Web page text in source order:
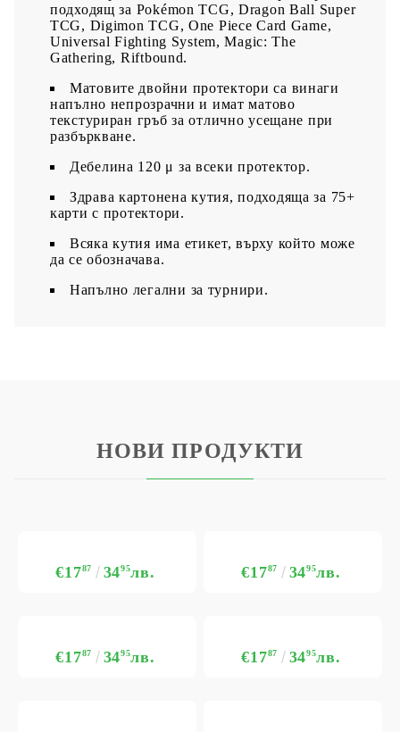
подходящ за Pokémon TCG, Dragon Ball Super
TCG, Digimon TCG, One Piece Card Game,
Universal Fighting System, Magic: The
Gathering, Riftbound.
Матовите двойни протектори са винаги
напълно непрозрачни и имат матово
текстуриран гръб за отлично усещане при
разбъркване.
Дебелина 120 μ за всеки протектор.
Здрава картонена кутия, подходяща за 75+
карти с протектори.
Всяка кутия има етикет, върху който може
да се обозначава.
Напълно легални за турнири.
НОВИ ПРОДУКТИ
€1787 3495лв. €1787 3495лв.
€1787 3495лв. €1787 3495лв.